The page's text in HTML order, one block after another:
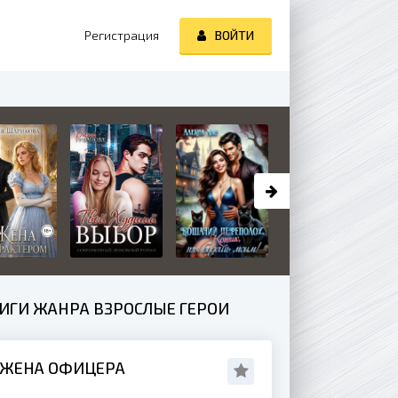
ЖАНРА ВЗРОСЛЫЕ ГЕРОИ
ОФИЦЕРА
Регистрация ВОЙТИ